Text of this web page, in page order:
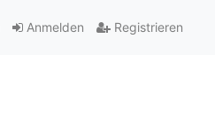
Anmelden Registrieren